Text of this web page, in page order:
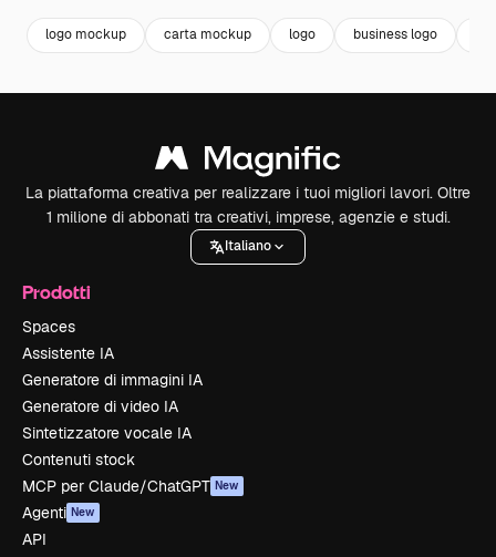
logo mockup carta mockup logo business logo
La piattaforma creativa per realizzare i tuoi migliori lavori. Oltre
1 milione di abbonati tra creativi, imprese, agenzie e studi.
Italiano
Prodotti
Spaces
Assistente IA
Generatore di immagini IA
Generatore di video IA
Sintetizzatore vocale IA
Contenuti stock
MCP per Claude/ChatGPT New
Agenti New
API